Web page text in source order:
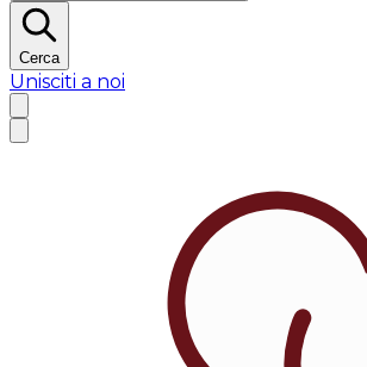
Cerca
Unisciti a noi